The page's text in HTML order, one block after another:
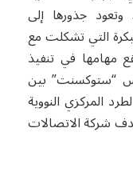
وتعود جذورها إلى
التي تشكلت مع
في عام 1948. وتقع مهامها في تنفيذ
“ستوكسنت” بين
الطرد المركزي النووية
شركة الاتصالات